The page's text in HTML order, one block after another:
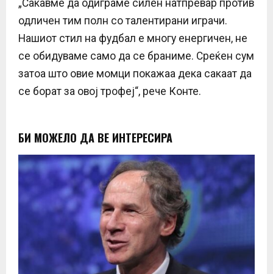
„Сакавме да одиграме силен натпревар против
одличен тим полн со талентирани играчи.
Нашиот стил на фудбал е многу енергичен, не
се обидуваме само да се браниме. Среќен сум
затоа што овие момци покажаа дека сакаат да
се борат за овој трофеј“, рече Конте.
БИ МОЖЕЛО ДА ВЕ ИНТЕРЕСИРА